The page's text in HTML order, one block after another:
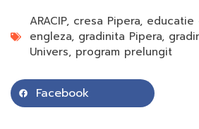
ARACIP, cresa Pipera, educatie
engleza, gradinita Pipera,
Univers, program prelungit
Facebook